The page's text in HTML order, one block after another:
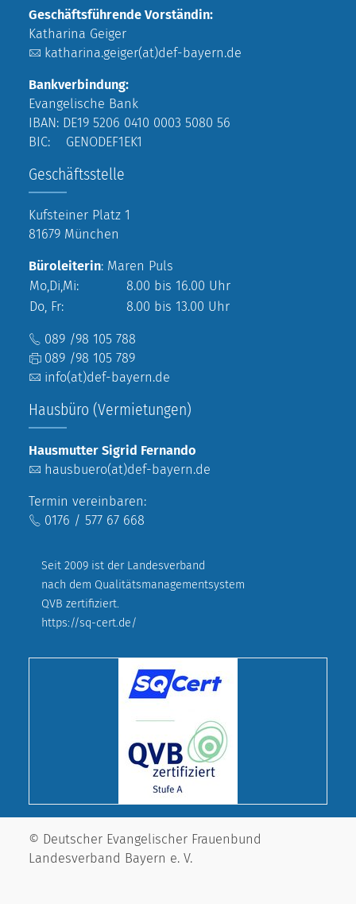
Geschäftsführende Vorständin:
Katharina Geiger
katharina.geiger(at)def-bayern.de
Bankverbindung:
Evangelische Bank
IBAN: DE19 5206 0410 0003 5080 56
BIC: GENODEF1EK1
Geschäftsstelle
Kufsteiner Platz 1
81679 München
Büroleiterin: Maren Puls
Mo,Di,Mi:
8.00 bis 16.00 Uhr
Do, Fr:
8.00 bis 13.00 Uhr
089 /98 105 788
089 /98 105 789
info(at)def-bayern.de
Hausbüro (Vermietungen)
Hausmutter Sigrid Fernando
hausbuero(at)def-bayern.de
Termin vereinbaren:
0176 / 577 67 668
Seit 2009 ist der Landesverband
nach dem Qualitätsmanagementsystem
QVB zertifiziert.
https://sq-cert.de/
© Deutscher Evangelischer Frauenbund
Landesverband Bayern e. V.